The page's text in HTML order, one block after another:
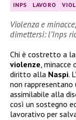
INPS LAVORO
Violenza e
dimettersi: l’Inps
Chi è costretto a
violenze, minacce
diritto alla Naspi. L’
non
assimilabile alla
così un sostegno
lavorativo per